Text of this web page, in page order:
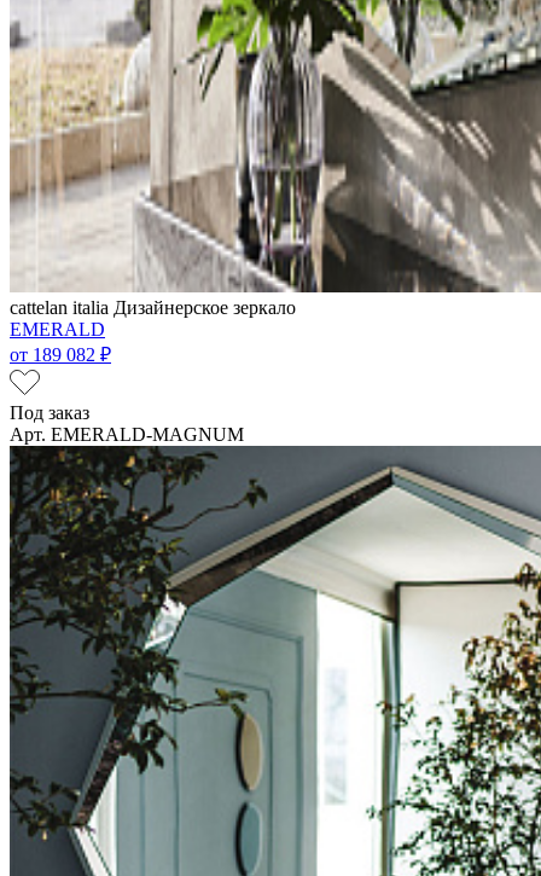
cattelan italia Дизайнерское зеркало
EMERALD
от 189 082 ₽
Под заказ
Арт. EMERALD-MAGNUM